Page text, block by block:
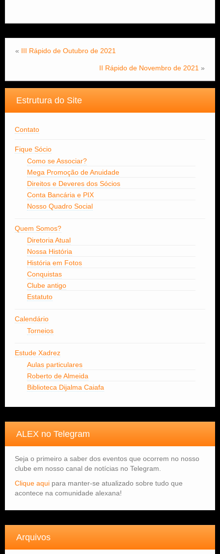
« III Rápido de Outubro de 2021
II Rápido de Novembro de 2021 »
Estrutura do Site
Contato
Fique Sócio
Como se Associar?
Mega Promoção de Anuidade
Direitos e Deveres dos Sócios
Conta Bancária e PIX
Nosso Quadro Social
Quem Somos?
Diretoria Atual
Nossa História
História em Fotos
Conquistas
Clube antigo
Estatuto
Calendário
Torneios
Estude Xadrez
Aulas particulares
Roberto de Almeida
Biblioteca Dijalma Caiafa
ALEX no Telegram
Seja o primeiro a saber dos eventos que ocorrem no nosso
clube em nosso canal de notícias no Telegram.
Clique aqui para manter-se atualizado sobre tudo que
acontece na comunidade alexana!
Arquivos